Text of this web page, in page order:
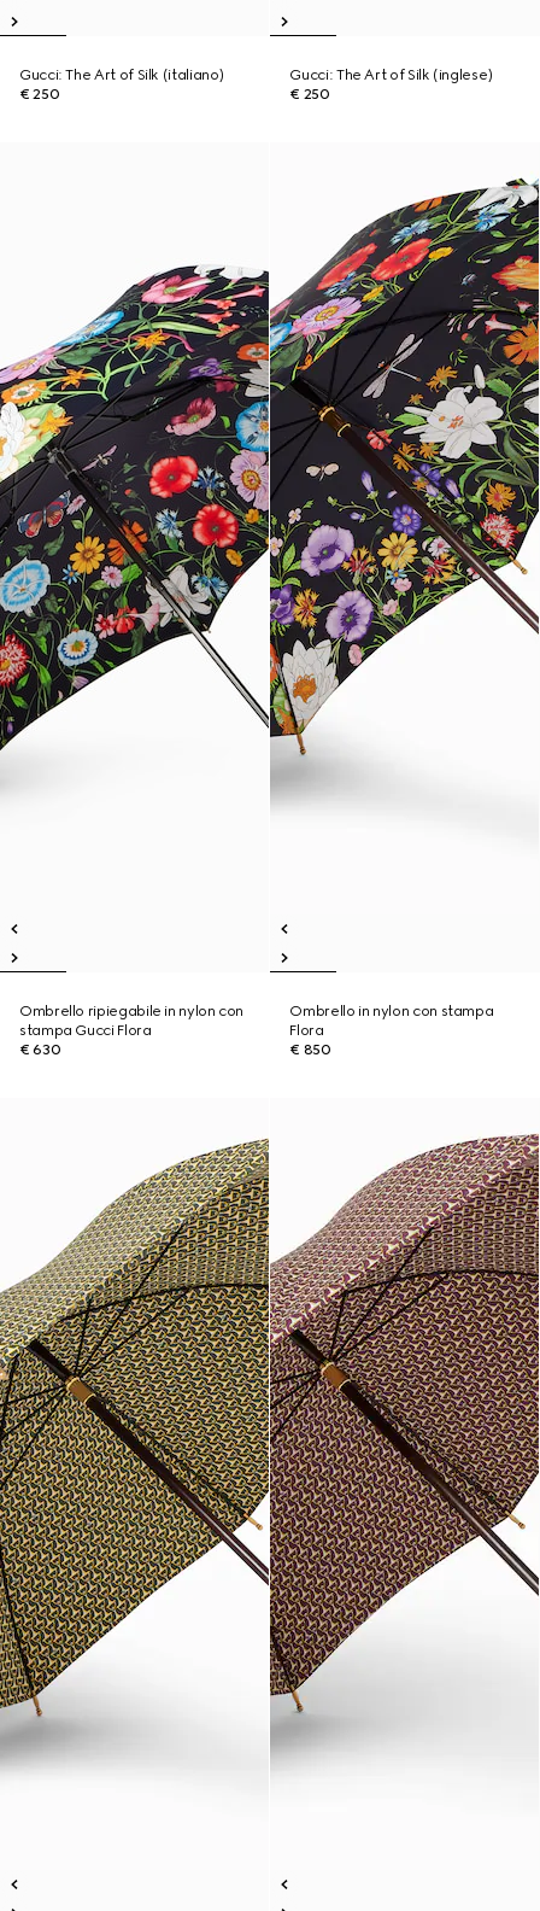
Gucci: The Art of Silk (italiano)
€ 250
Gucci: The Art of Silk (inglese)
€ 250
Ombrello ripiegabile in nylon con
stampa Gucci Flora
€ 630
Ombrello in nylon con stampa
Flora
€ 850